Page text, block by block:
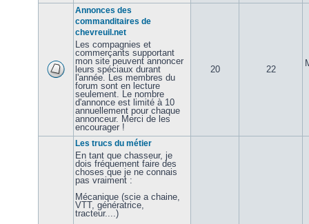
Annonces des
commanditaires de
chevreuil.net
Les compagnies et
commerçants supportant
mon site peuvent annoncer
leurs spéciaux durant
l'année. Les membres du
forum sont en lecture
seulement. Le nombre
d'annonce est limité à 10
annuellement pour chaque
annonceur. Merci de les
encourager !
20 22
Les trucs du métier
En tant que chasseur, je
dois fréquement faire des
choses que je ne connais
pas vraiment :
Mécanique (scie a chaine,
VTT, génératrice,
tracteur....)